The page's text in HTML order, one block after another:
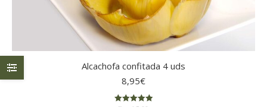
Alcachofa confitada 4 uds
8,95€
Rated 5.00